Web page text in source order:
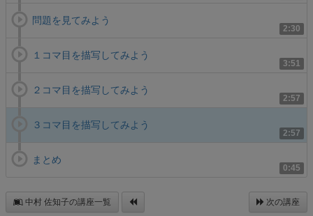
2:30
問題を見てみよう
3:51
１コマ目を描写してみよう
2:57
２コマ目を描写してみよう
2:57
３コマ目を描写してみよう
0:45
まとめ
中村 佐知子の講座一覧 次の講座